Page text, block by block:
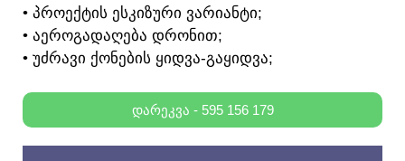
• ᲞᲠᲝᲔᲥᲢᲘᲡ ᲔᲡᲙᲘᲖᲣᲠᲘ ᲕᲐᲠᲘᲐᲜᲢᲘ;
• ᲐᲔᲠᲝᲒᲐᲓᲐᲦᲔᲑᲐ ᲓᲠᲝᲜᲘᲗ;
• ᲣᲫᲠᲐᲕᲘ ᲥᲝᲜᲔᲑᲘᲡ ᲧᲘᲓᲕᲐ-ᲒᲐᲧᲘᲓᲕᲐ;
ᲓᲐᲠᲔᲙᲕᲐ - 595 156 179